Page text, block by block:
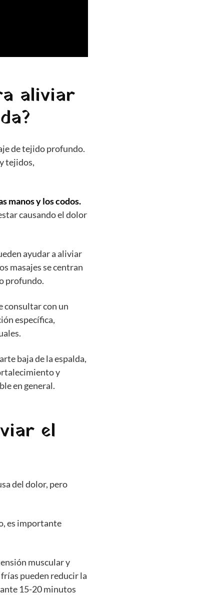
aliviar
de tejido profundo.
tejidos,
manos y los codos.
causando el dolor
ayudar a aliviar
masajes se centran
profundo.
consultar con un
específica,
baja de la espalda,
y
en general.
el
del dolor, pero
es importante
muscular y
pueden reducir la
15-20 minutos